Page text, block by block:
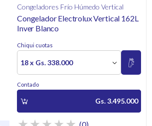
Congeladores Frío Húmedo Vertical
Congelador Electrolux Vertical 162L
Inver Blanco
Chiqui cuotas
18 x Gs. 338.000
Contado
Gs. 3.495.000
(0)